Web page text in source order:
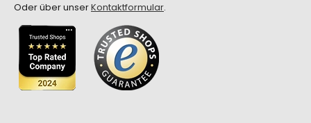
Oder über unserKontaktformular.